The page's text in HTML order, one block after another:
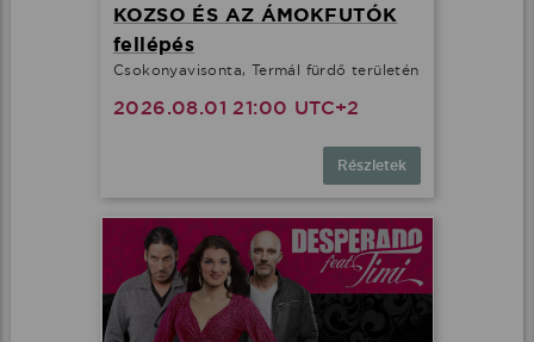
KOZSO ÉS AZ ÁMOKFUTÓK
fellépés
Csokonyavisonta, Termál fürdő területén
2026.08.01 21:00 UTC+2
Részletek